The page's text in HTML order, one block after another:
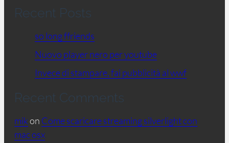
Recent Posts
so long ffriends
Nuovo player nero per youtube
Invece di stampare, fai pubblicità al wwf
Recent Comments
mikon Come scaricare streaming silverlight con
mac osx